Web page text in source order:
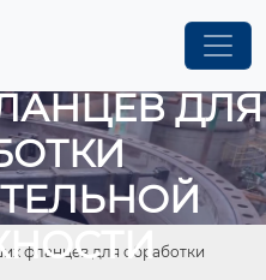
ДЛЯ
фланцев для обработки